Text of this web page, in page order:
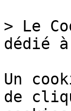
> Le
dédié
Un
de